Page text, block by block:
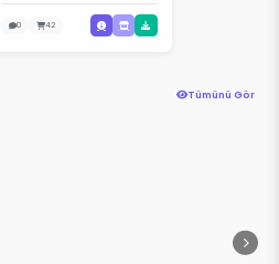
0 42
Tümünü Gör